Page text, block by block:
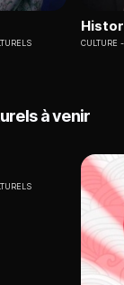
CULTURE
à venir